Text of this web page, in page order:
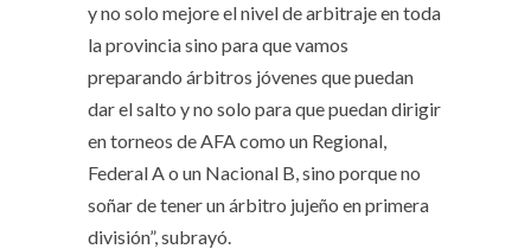
y no solo mejore el nivel de arbitraje en toda
la provincia sino para que vamos
preparando árbitros jóvenes que puedan
dar el salto y no solo para que puedan dirigir
en torneos de AFA como un Regional,
Federal A o un Nacional B, sino porque no
soñar de tener un árbitro jujeño en primera
división”, subrayó.